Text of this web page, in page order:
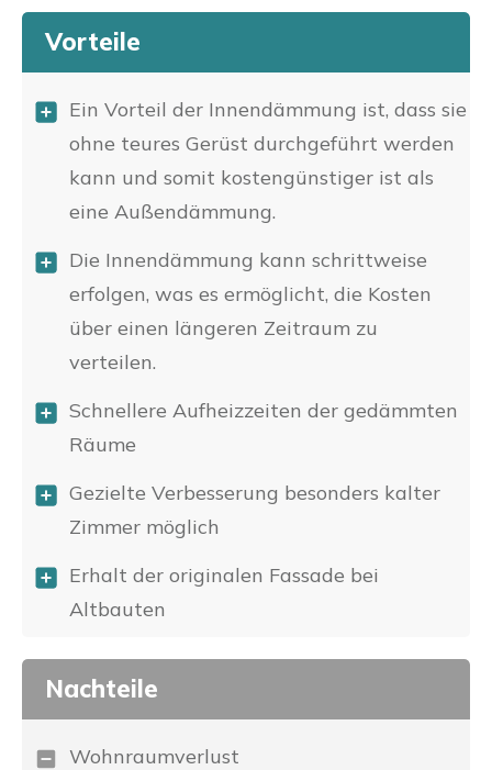
Vorteile
Ein Vorteil der Innendämmung ist, dass sie
ohne teures Gerüst durchgeführt werden
kann und somit kostengünstiger ist als
eine Außendämmung.
Die Innendämmung kann schrittweise
erfolgen, was es ermöglicht, die Kosten
über einen längeren Zeitraum zu
verteilen.
Schnellere Aufheizzeiten der gedämmten
Räume
Gezielte Verbesserung besonders kalter
Zimmer möglich
Erhalt der originalen Fassade bei
Altbauten
Nachteile
Wohnraumverlust